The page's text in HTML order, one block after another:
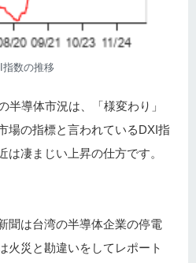
指数の推移
半導体市況は、「様変わり」
場の指標と言われているDXI指
凄まじい上昇の仕方です。
聞は台湾の半導体企業の停電
火災と勘違いをしてレポート